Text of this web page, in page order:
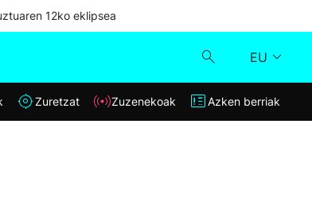
12ko eklipsea
EU
Klisk
Zuretzat Zuzenekoak Azken berriak